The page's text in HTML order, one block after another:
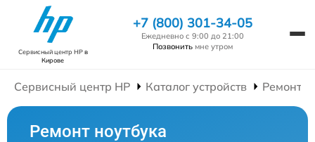
Сервисный центр HPв
Кирове
+7 (800) 301-34-05
Ежедневно с 9:00 до 21:00
Позвонить мне утром
Сервисный центр HP Каталог устройств Ремонт
Ремонт ноутбука